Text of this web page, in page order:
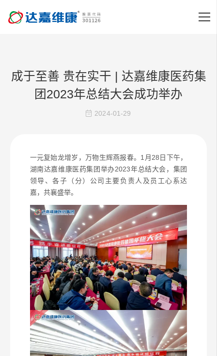
成于至善 贵在实干 | 达嘉维康医药集
团2023年总结大会成功举办
2024-01-29
一元复始龙增岁，万物生辉燕报春。1月28日下午，
湖南达嘉维康医药集团举办2023年总结大会，集团
领导、各子（分）公司主要负责人及员工心系达
嘉，共襄盛举。